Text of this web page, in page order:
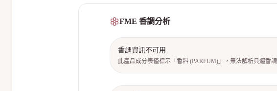
FME 香調分析
香調資訊不可用
此產品成分表僅標示「香料 (PARFUM)」，無法解析具體香調